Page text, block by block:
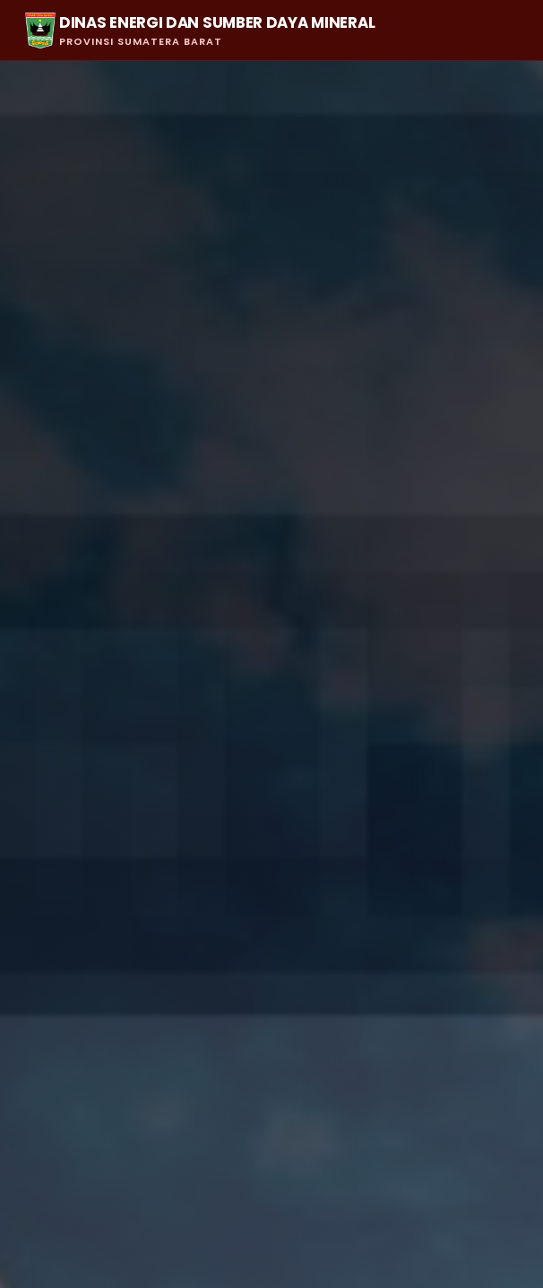
DINAS ENERGI DAN SUMBER DAYA MINERAL
PROVINSI SUMATERA BARAT